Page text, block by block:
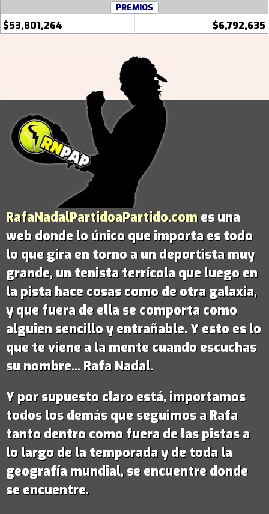
PREMIOS
$53,801,264 $6,792,635
RafaNadalPartidoaPartido.com es una
web donde lo único que importa es todo
lo que gira en torno a un deportista muy
grande, un tenista terrícola que luego en
la pista hace cosas como de otra galaxia,
y que fuera de ella se comporta como
alguien sencillo y entrañable. Y esto es lo
que te viene a la mente cuando escuchas
su nombre... Rafa Nadal.
Y por supuesto claro está, importamos
todos los demás que seguimos a Rafa
tanto dentro como fuera de las pistas a
lo largo de la temporada y de toda la
geografía mundial, se encuentre donde
se encuentre.